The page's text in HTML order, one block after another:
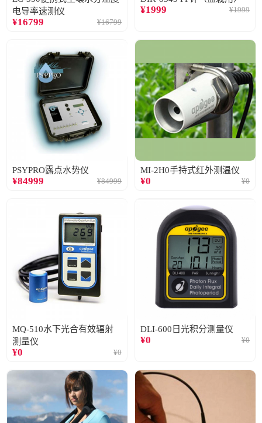
电导率速测仪
¥16799 ¥16799
¥1999 ¥1999
PSYPRO露点水势仪
¥84999 ¥84999
MI-2H0手持式红外测温仪
¥0 ¥0
MQ-510水下光合有效辐射
测量仪
¥0 ¥0
DLI-600日光积分测量仪
¥0 ¥0